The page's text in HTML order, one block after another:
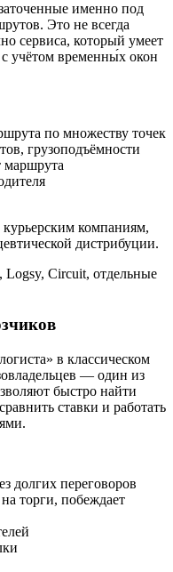
именно под
Это не всегда
сервиса, который умеет
учётом временны́х окон
по множеству точек
грузоподъёмности
маршрута
компаниям,
дистрибуции.
Circuit, отдельные
в классическом
— один из
быстро найти
ставки и работать
долгих переговоров
торги, побеждает